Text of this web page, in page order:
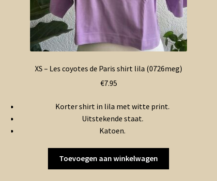
XS – Les coyotes de Paris shirt lila (0726meg)
€7.95
Korter shirt in lila met witte print.
Uitstekende staat.
Katoen.
Toevoegen aan winkelwagen